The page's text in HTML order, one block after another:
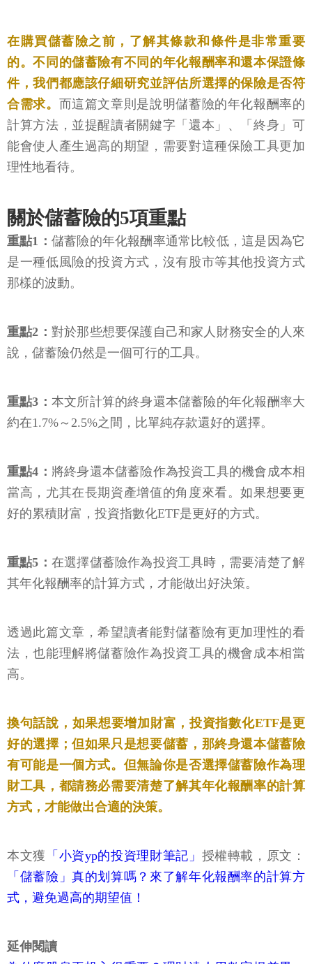
在購買儲蓄險之前，了解其條款和條件是非常重要
的。不同的儲蓄險有不同的年化報酬率和還本保證條
件，我們都應該仔細研究並評估所選擇的保險是否符
合需求。 而這篇文章則是說明儲蓄險的年化報酬率的
計算方法，並提醒讀者關鍵字「還本」、「終身」可
能會使人產生過高的期望，需要對這種保險工具更加
理性地看待。
關於儲蓄險的5項重點
重點1： 儲蓄險的年化報酬率通常比較低，這是因為它
是一種低風險的投資方式，沒有股市等其他投資方式
那樣的波動。
重點2： 對於那些想要保護自己和家人財務安全的人來
說，儲蓄險仍然是一個可行的工具。
重點3： 本文所計算的終身還本儲蓄險的年化報酬率大
約在1.7%～2.5%之間，比單純存款還好的選擇。
重點4： 將終身還本儲蓄險作為投資工具的機會成本相
當高，尤其在長期資產增值的角度來看。如果想要更
好的累積財富，投資指數化ETF是更好的方式。
重點5： 在選擇儲蓄險作為投資工具時，需要清楚了解
其年化報酬率的計算方式，才能做出好決策。
透過此篇文章，希望讀者能對儲蓄險有更加理性的看
法，也能理解將儲蓄險作為投資工具的機會成本相當
高。
換句話說，如果想要增加財富，投資指數化ETF是更
好的選擇；但如果只是想要儲蓄，那終身還本儲蓄險
有可能是一個方式。但無論你是否選擇儲蓄險作為理
財工具，都請務必需要清楚了解其年化報酬率的計算
方式，才能做出合適的決策。
本文獲 「小資yp的投資理財筆記」 授權轉載，原文：
「儲蓄險」真的划算嗎？來了解年化報酬率的計算方
式，避免過高的期望值！
延伸閱讀